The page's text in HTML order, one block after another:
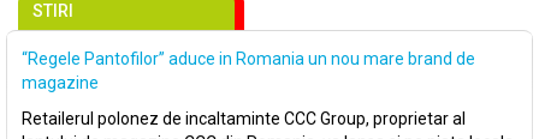
STIRI
“Regele Pantofilor” aduce in Romania un nou mare brand de
magazine
Retailerul polonez de incaltaminte CCC Group, proprietar al